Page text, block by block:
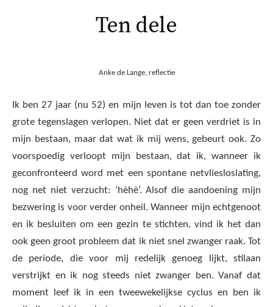
Ten dele
Anke de Lange, reflectie
Ik ben 27 jaar (nu 52) en mijn leven is tot dan toe zonder
grote tegenslagen verlopen. Niet dat er geen verdriet is in
mijn bestaan, maar dat wat ik mij wens, gebeurt ook. Zo
voorspoedig verloopt mijn bestaan, dat ik, wanneer ik
geconfronteerd word met een spontane netvliesloslating,
nog net niet verzucht: ‘hèhè’. Alsof die aandoening mijn
bezwering is voor verder onheil. Wanneer mijn echtgenoot
en ik besluiten om een gezin te stichten, vind ik het dan
ook geen groot probleem dat ik niet snel zwanger raak. Tot
de periode, die voor mij redelijk genoeg lijkt, stilaan
verstrijkt en ik nog steeds niet zwanger ben. Vanaf dat
moment leef ik in een tweewekelijkse cyclus en ben ik